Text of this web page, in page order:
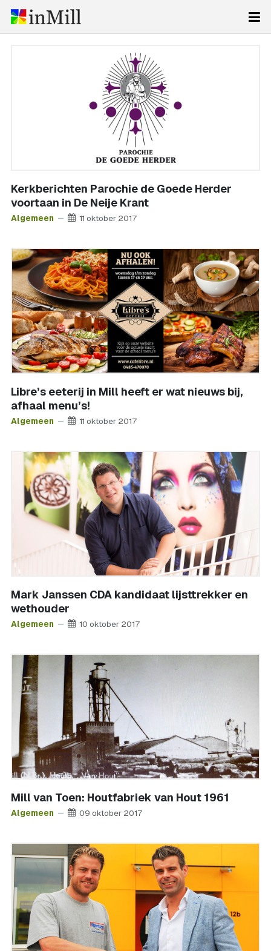
Kerkberichten Parochie de Goede Herder
voortaan in De Neije Krant
Algemeen 11 oktober 2017
Libre’s eeterij in Mill heeft er wat nieuws bij,
afhaal menu’s!
Algemeen 11 oktober 2017
Mark Janssen CDA kandidaat lijsttrekker en
wethouder
Algemeen 10 oktober 2017
Mill van Toen: Houtfabriek van Hout 1961
Algemeen 09 oktober 2017